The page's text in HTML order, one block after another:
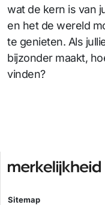
wat de kern is van
en het de wereld
te genieten. Als
bijzonder maakt,
vinden?
Sitemap